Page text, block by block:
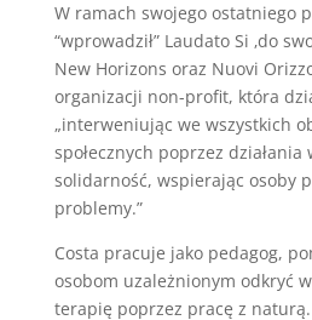
W ramach swojego ostatniego
“wprowadził” Laudato Si ‚do
New Horizons oraz Nuovi
organizacji non-profit, która
„interweniując we wszystkich
społecznych poprzez działania
solidarność, wspierając osoby
problemy.”
Costa pracuje jako pedagog,
osobom uzależnionym odkryć
terapię poprzez pracę z naturą.